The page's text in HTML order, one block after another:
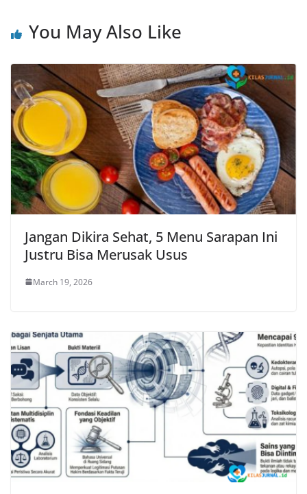
You May Also Like
Jangan Dikira Sehat, 5 Menu Sarapan Ini
Justru Bisa Merusak Usus
March 19, 2026